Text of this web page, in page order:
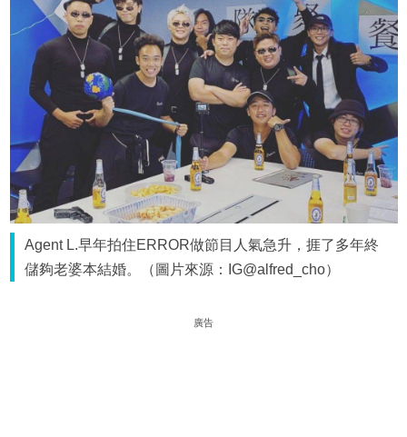
Agent L.早年拍住ERROR做節目人氣急升，捱了多年終
儲夠老婆本結婚。（圖片來源：IG@alfred_cho）
廣告